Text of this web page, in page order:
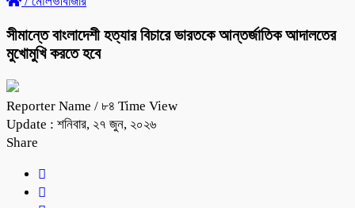
সীমান্তে বাংলাদেশী হত্যার বিচারে ভারতকে আন্তর্জাতিক আদালতের
মুখোমুখি করতে হবে
Reporter Name / ৮৪ Time View
Update : শনিবার, ২৭ জুন, ২০২৬
Share